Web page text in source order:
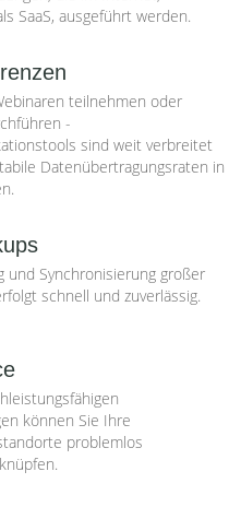
SaaS, ausgeführt werden.
teilnehmen oder
-
sind weit verbreitet
Datenübertragungsraten in
und Synchronisierung großer
schnell und zuverlässig.
können Sie Ihre
problemlos